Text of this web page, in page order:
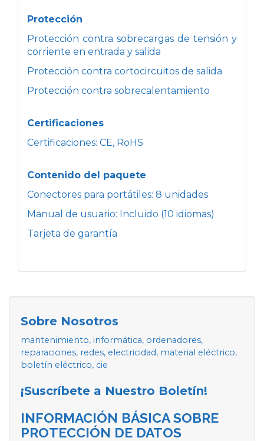
Protección
Protección contra sobrecargas de tensión y
corriente en entrada y salida
Protección contra cortocircuitos de salida
Protección contra sobrecalentamiento
Certificaciones
Certificaciones: CE, RoHS
Contenido del paquete
Conectores para portátiles: 8 unidades
Manual de usuario: Incluido (10 idiomas)
Tarjeta de garantía
Sobre Nosotros
mantenimiento, informática, ordenadores,
reparaciones, redes, electricidad, material eléctrico,
boletín eléctrico, cie
¡Suscríbete a Nuestro Boletín!
INFORMACIÓN BÁSICA SOBRE
PROTECCIÓN DE DATOS